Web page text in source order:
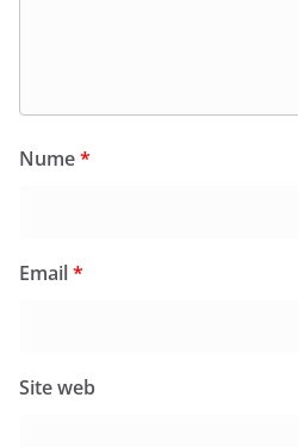
Nume*
Email*
Site web